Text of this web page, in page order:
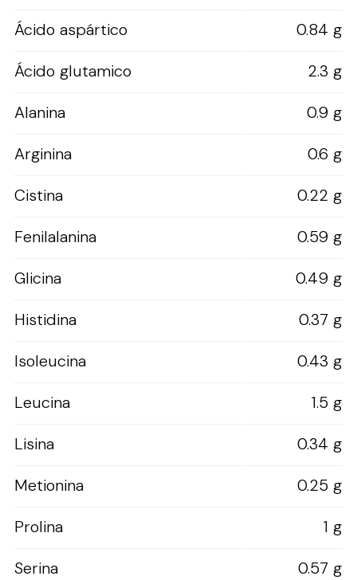
Ácido aspártico
0.84 g
Ácido glutamico
2.3 g
Alanina
0.9 g
Arginina
0.6 g
Cistina
0.22 g
Fenilalanina
0.59 g
Glicina
0.49 g
Histidina
0.37 g
Isoleucina
0.43 g
Leucina
1.5 g
Lisina
0.34 g
Metionina
0.25 g
Prolina
1 g
Serina
0.57 g